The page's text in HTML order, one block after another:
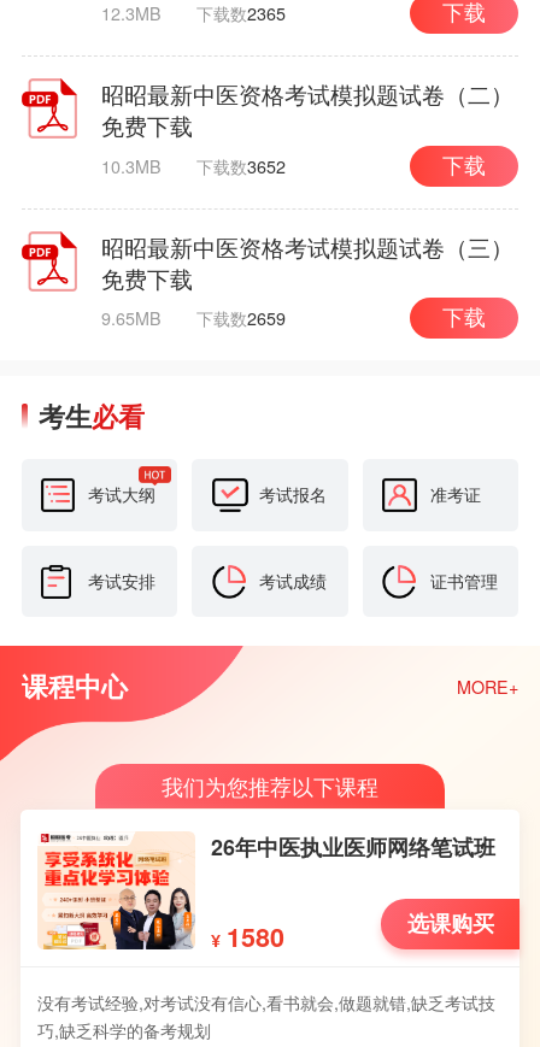
12.3MB 下载数2365 下载
昭昭最新中医资格考试模拟题试卷（二）
免费下载
10.3MB 下载数3652 下载
昭昭最新中医资格考试模拟题试卷（三）
免费下载
9.65MB 下载数2659 下载
考生必看
考试大纲 考试报名 准考证
考试安排 考试成绩 证书管理
课程中心 MORE+
我们为您推荐以下课程
26年中医执业医师网络笔试班
¥ 1580 选课购买
没有考试经验,对考试没有信心,看书就会,做题就错,缺乏考试技
巧,缺乏科学的备考规划